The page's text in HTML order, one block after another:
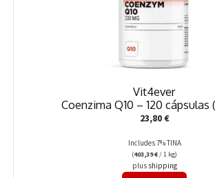
Vit4ever
Coenzima Q10 – 120 cápsulas
23,80€
Includes 7% TINA
(403,39€/ 1 kg)
plus shipping